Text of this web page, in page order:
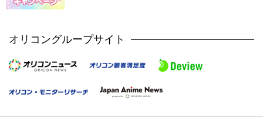
オリコングループサイト